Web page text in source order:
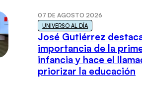
07 DE AGOSTO 2026
UNIVERSO AL DÍA
José Gutiérrez
importancia de la
infancia y hace el
priorizar la educación